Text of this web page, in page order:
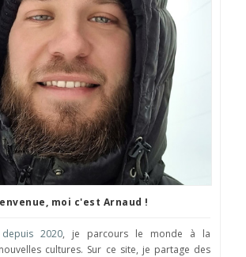
moi c'est Arnaud !
2020, je parcours le monde à la
cultures. Sur ce site, je partage des